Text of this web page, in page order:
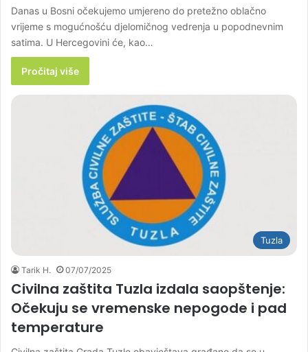
Danas u Bosni očekujemo umjereno do pretežno oblačno
vrijeme s mogućnošću djelomičnog vedrenja u popodnevnim
satima. U Hercegovini će, kao…
Pročitaj više
Tuzla
Tarik H. 07/07/2025
Civilna zaštita Tuzla izdala saopštenje:
Očekuju se vremenske nepogode i pad
temperature